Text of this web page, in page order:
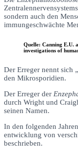
sondern auch den
immungeschwächte
Quelle: Canning E.U.
investigations of
Der Erreger nennt sich „
den Mikrosporidien.
Der Erreger der
durch Wright und
seinen Namen.
In den folgenden
entwicklung von
beschrieben.